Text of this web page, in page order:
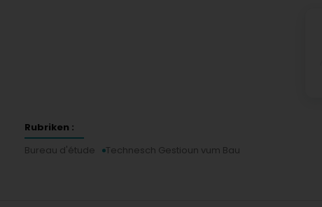
Rubriken :
Bureau d'étude
Technesch Gestioun vum Bau